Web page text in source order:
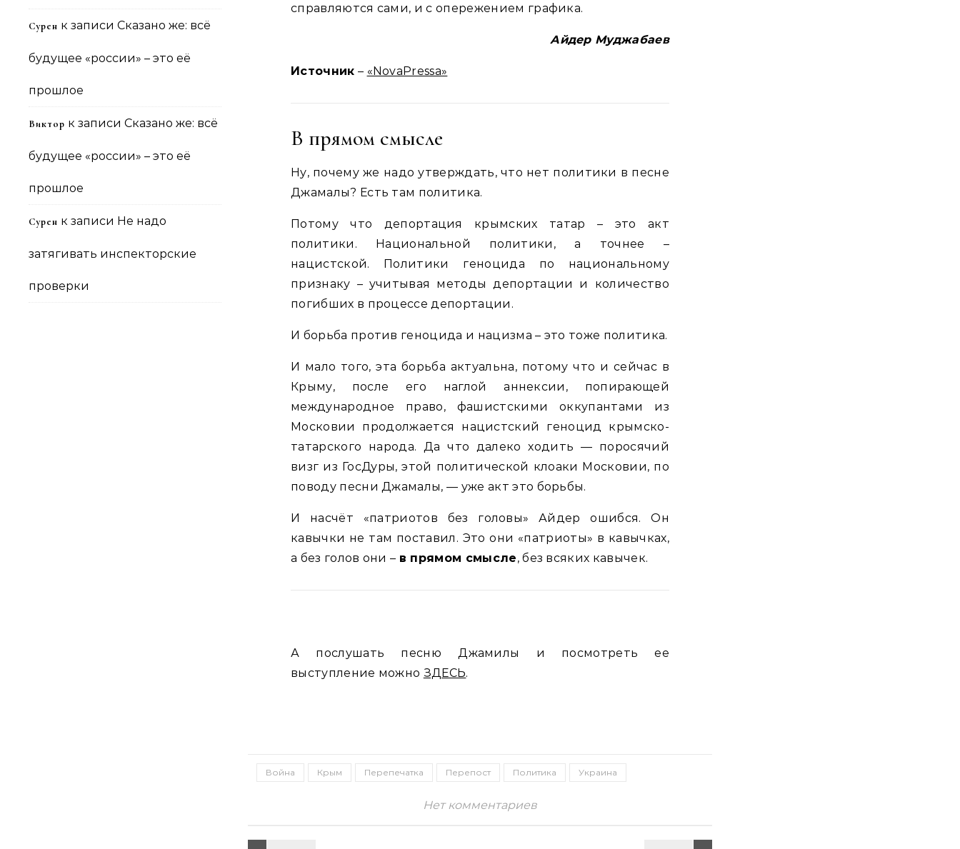
Сурен к записи Сказано же: всё
будущее «россии» – это её
прошлое
Виктор к записи Сказано же: всё
будущее «россии» – это её
прошлое
Сурен к записи Не надо
затягивать инспекторские
проверки
справляются сами, и с опережением графика.
Айдер Муджабаев
Источник – «NovaPressa»
В прямом смысле
Ну, почему же надо утверждать, что нет политики в песне
Джамалы? Есть там политика.
Потому что депортация крымских татар – это акт
политики. Национальной политики, а точнее –
нацистской. Политики геноцида по национальному
признаку – учитывая методы депортации и количество
погибших в процессе депортации.
И борьба против геноцида и нацизма – это тоже политика.
И мало того, эта борьба актуальна, потому что и сейчас в
Крыму, после его наглой аннексии, попирающей
международное право, фашистскими оккупантами из
Московии продолжается нацистский геноцид крымско-
татарского народа. Да что далеко ходить — поросячий
визг из ГосДуры, этой политической клоаки Московии, по
поводу песни Джамалы, — уже акт это борьбы.
И насчёт «патриотов без головы» Айдер ошибся. Он
кавычки не там поставил. Это они «патриоты» в кавычках,
а без голов они – в прямом смысле, без всяких кавычек.
А послушать песню Джамилы и посмотреть ее
выступление можно ЗДЕСЬ.
Война Крым Перепечатка Перепост Политика Украина
Нет комментариев